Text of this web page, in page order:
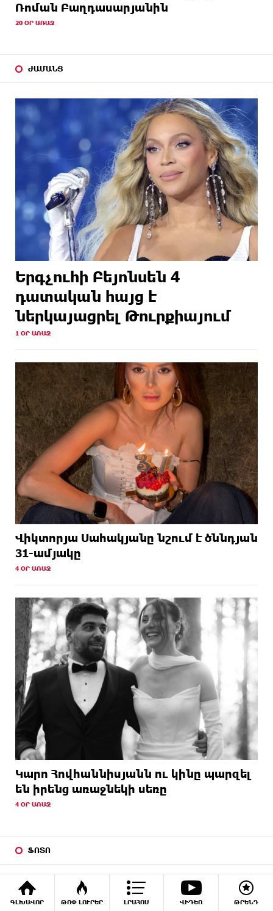
ԳԼԽԱՎՈՐ ԹՈՓ ԼՈՒՐԵՐ ԼՐԱՀՈՍ ՎԻԴԵՈ ԹՐԵՆԴ
Ռոման Բաղդասարյանին
20 ՕՐ ԱՌԱՋ
ԺԱՄԱՆՑ
Երգչուհի Բեյոնսեն ​​4
դատական հայց է
ներկայացրել Թուրքիայում
1 ՕՐ ԱՌԱՋ
Վիկտորյա Սահակյանը նշում է ծննդյան
31-ամյակը
4 ՕՐ ԱՌԱՋ
Կարո Հովհաննիսյանն ու կինը պարզել
են իրենց առաջնեկի սեռը
4 ՕՐ ԱՌԱՋ
ՖՈՏՈ